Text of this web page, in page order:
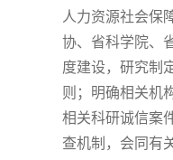
人力资源社会保
协、省科学院、
度建设，研究制
则；明确相关机
相关科研诚信案
查机制，会同有